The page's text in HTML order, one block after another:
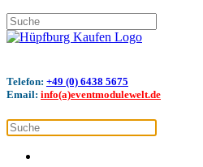
Telefon: +49 (0) 6438 5675
Email: info(a)eventmodulewelt.de